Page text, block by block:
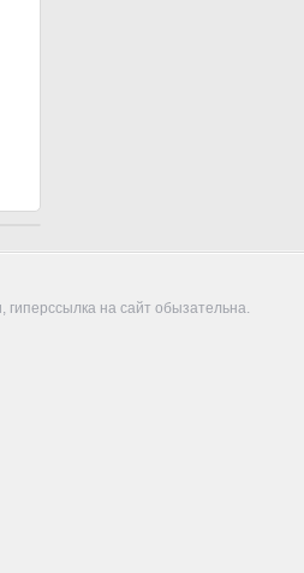
на сайт обызательна.